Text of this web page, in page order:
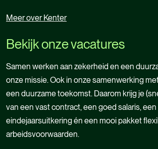
Meer over Kenter
Meer over Kenter
Bekijk onze vacatures
Samen werken aan zekerheid en een
onze missie. Ook in onze samenwerking
een duurzame toekomst. Daarom krijg je
van een vast contract, een goed salaris, een
eindejaarsuitkering én een mooi pakket
arbeidsvoorwaarden.